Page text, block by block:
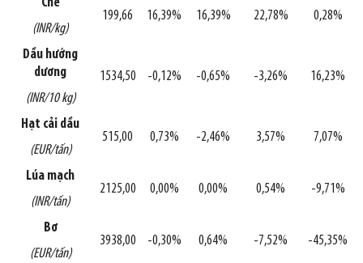
Chè
(INR/kg)
199,66 16,39% 16,39% 22,78% 0,28%
Dầu hướng
dương
(INR/10 kg)
1534,50 -0,12% -0,65% -3,26% 16,23%
Hạt cải dầu
(EUR/tấn)
515,00 0,73% -2,46% 3,57% 7,07%
Lúa mạch
(INR/tấn)
2125,00 0,00% 0,00% 0,54% -9,71%
Bơ
(EUR/tấn)
3938,00 -0,30% 0,64% -7,52% -45,35%